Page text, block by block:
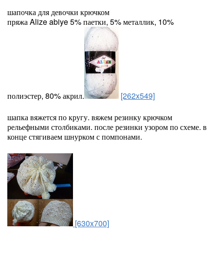
шапочка для девочки крючком
пряжа Alize abiye 5% паетки, 5% металлик, 10%
полиэстер, 80% акрил.
[262x549]
шапка вяжется по кругу. вяжем резинку крючком
рельефными столбиками. после резинки узором по схеме. в
конце стягиваем шнурком с помпонами.
[630x700]